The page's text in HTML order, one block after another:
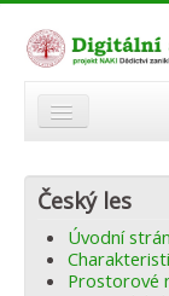
Modelová území
Zaniklé krajiny
Český les
Úvodní
Prostorové